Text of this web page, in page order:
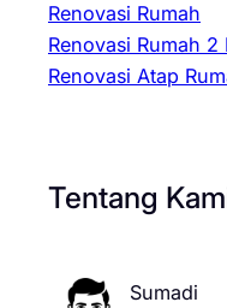
Renovasi Rumah
Renovasi Rumah 2
Renovasi Atap
Tentang
Sumadi